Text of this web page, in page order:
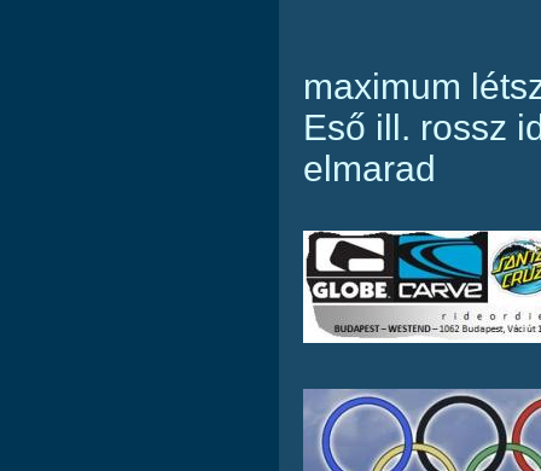
maximum
Eső ill. rossz
elmarad